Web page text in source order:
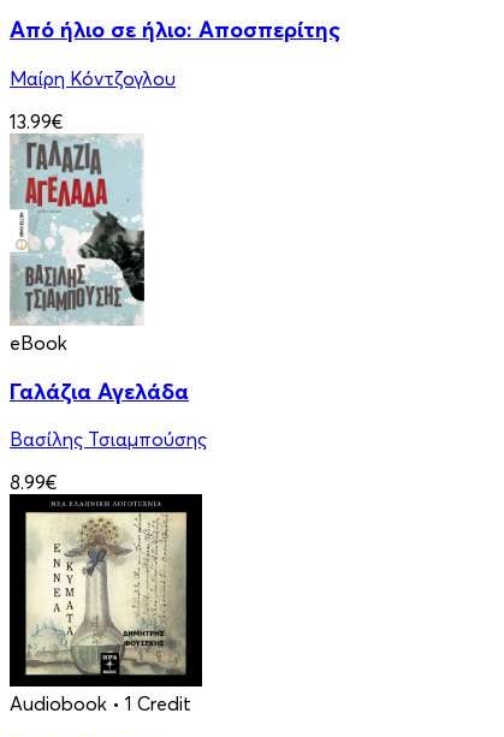
Από ήλιο σε ήλιο: Αποσπερίτης
Μαίρη Κόντζογλου
13.99€
eBook
Γαλάζια Αγελάδα
Βασίλης Τσιαμπούσης
8.99€
Audiobook • 1 Credit